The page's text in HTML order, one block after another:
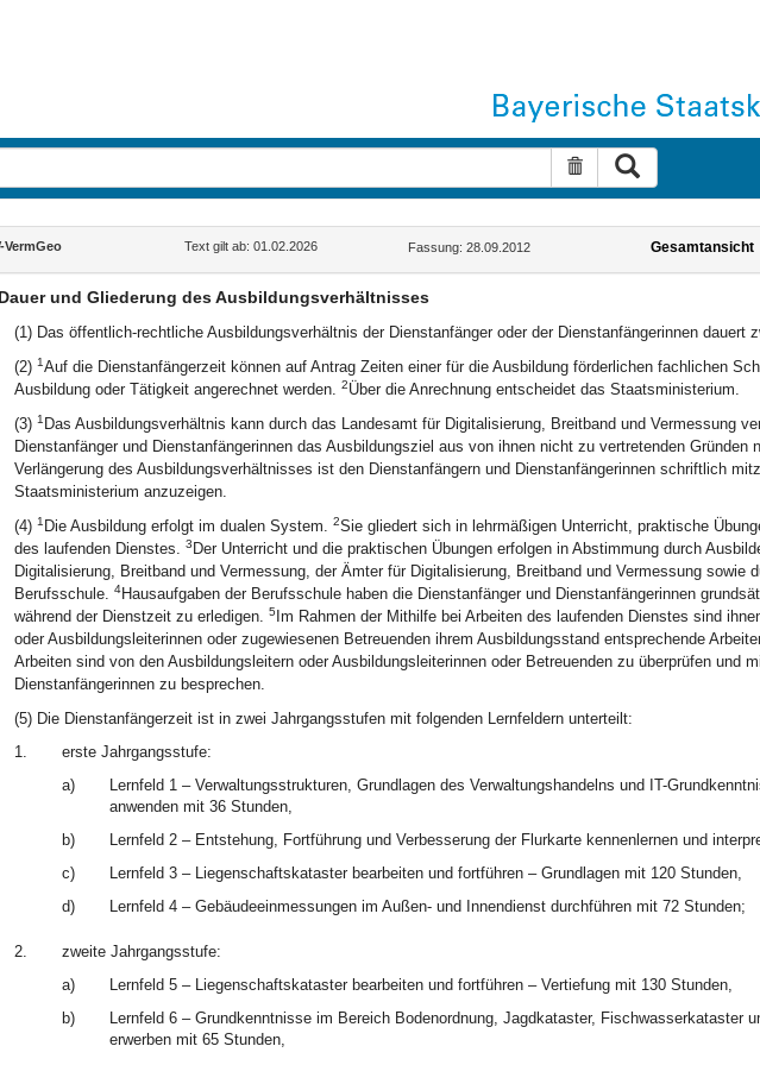
Suche zurücksetzen
VermGeo Text gilt ab: 01.02.2026 Fassung: 28.09.2012 Gesamtansicht
Dauer und Gliederung des Ausbildungsverhältnisses
(1) Das öffentlich-rechtliche Ausbildungsverhältnis der Dienstanfänger oder der Dienstanfängerinnen dauert
(2) 1Auf die Dienstanfängerzeit können auf Antrag Zeiten einer für die Ausbildung förderlichen fachlichen
Ausbildung oder Tätigkeit angerechnet werden. 2Über die Anrechnung entscheidet das Staatsministerium.
(3) 1 Das Ausbildungsverhältnis kann durch das Landesamt für Digitalisierung, Breitband und Vermessung
Dienstanfänger und Dienstanfängerinnen das Ausbildungsziel aus von ihnen nicht zu vertretenden Gründen
Verlängerung des Ausbildungsverhältnisses ist den Dienstanfängern und Dienstanfängerinnen schriftlich
Staatsministerium anzuzeigen.
(4) 1 Die Ausbildung erfolgt im dualen System. 2Sie gliedert sich in lehrmäßigen Unterricht, praktische
des laufenden Dienstes. 3 Der Unterricht und die praktischen Übungen erfolgen in Abstimmung durch
Digitalisierung, Breitband und Vermessung, der Ämter für Digitalisierung, Breitband und Vermessung sowie
Berufsschule. 4Hausaufgaben der Berufsschule haben die Dienstanfänger und Dienstanfängerinnen
während der Dienstzeit zu erledigen. 5 Im Rahmen der Mithilfe bei Arbeiten des laufenden Dienstes sind
oder Ausbildungsleiterinnen oder zugewiesenen Betreuenden ihrem Ausbildungsstand entsprechende
Arbeiten sind von den Ausbildungsleitern oder Ausbildungsleiterinnen oder Betreuenden zu überprüfen und
Dienstanfängerinnen zu besprechen.
(5) Die Dienstanfängerzeit ist in zwei Jahrgangsstufen mit folgenden Lernfeldern unterteilt:
1.
erste Jahrgangsstufe:
a)
Lernfeld 1 – Verwaltungsstrukturen, Grundlagen des Verwaltungshandelns und IT-
anwenden mit 36 Stunden,
b)
Lernfeld 2 – Entstehung, Fortführung und Verbesserung der Flurkarte kennenlernen und
c)
Lernfeld 3 – Liegenschaftskataster bearbeiten und fortführen – Grundlagen mit 120 Stunden,
d)
Lernfeld 4 – Gebäudeeinmessungen im Außen- und Innendienst durchführen mit 72 Stunden;
2.
zweite Jahrgangsstufe:
a)
Lernfeld 5 – Liegenschaftskataster bearbeiten und fortführen – Vertiefung mit 130 Stunden,
b)
Lernfeld 6 – Grundkenntnisse im Bereich Bodenordnung, Jagdkataster, Fischwasserkataster
erwerben mit 65 Stunden,